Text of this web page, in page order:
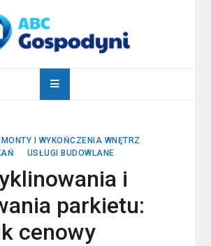
I WYKOŃCZENIA WNĘTRZ
USŁUGI BUDOWLANE
i
parkietu:
cenowy